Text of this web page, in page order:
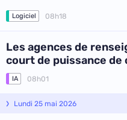
Logiciel 08h18
Les agences de
court de puissance de
IA 08h01
Lundi 25 mai 2026